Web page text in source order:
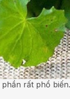
rất phổ biến.